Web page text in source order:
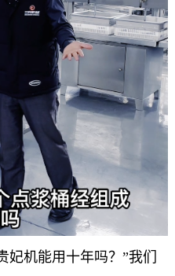
妃机能用十年吗？”我们